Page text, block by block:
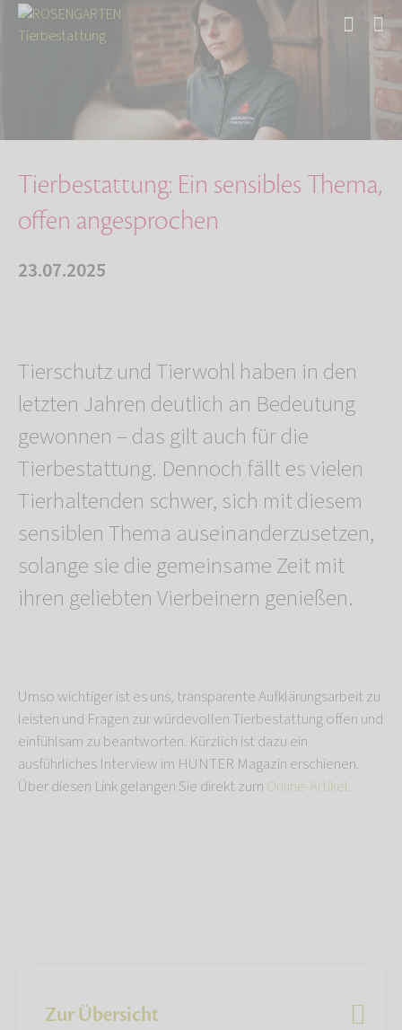
Tierbestattung: Ein sensibles Thema, offen an…
Tierbestattung: Ein sensibles Thema,
offen angesprochen
23.07.2025
Tierschutz und Tierwohl haben in den
letzten Jahren deutlich an Bedeutung
gewonnen – das gilt auch für die
Tierbestattung. Dennoch fällt es vielen
Tierhaltenden schwer, sich mit diesem
sensiblen Thema auseinanderzusetzen,
solange sie die gemeinsame Zeit mit
ihren geliebten Vierbeinern genießen.
Umso wichtiger ist es uns, transparente Aufklärungsarbeit zu
leisten und Fragen zur würdevollen Tierbestattung offen und
einfühlsam zu beantworten. Kürzlich ist dazu ein
ausführliches Interview im HUNTER Magazin erschienen.
Über diesen Link gelangen Sie direkt zum Online-Artikel.
Zur Übersicht